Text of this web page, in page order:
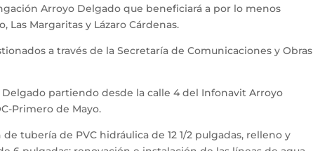
Arroyo Delgado que beneficiará a por lo menos
Las Margaritas y Lázaro Cárdenas.
a través de la Secretaría de Comunicaciones y Obras
partiendo desde la calle 4 del Infonavit Arroyo
Primero de Mayo.
tubería de PVC hidráulica de 12 1/2 pulgadas, relleno y